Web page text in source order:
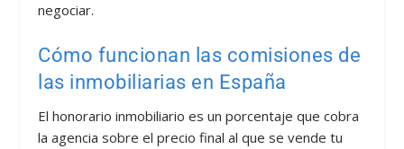
negociar.
Cómo funcionan las comisiones de
las inmobiliarias en España
El honorario inmobiliario es un porcentaje que cobra
la agencia sobre el precio final al que se vende tu